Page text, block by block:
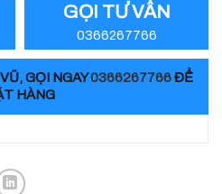
GỌI TƯ VẤN
0366267766
GỌI NGAY0366267766ĐỂ
HÀNG